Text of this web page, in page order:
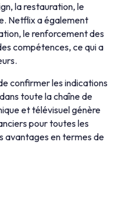
la restauration, le
Netflix a également
le renforcement des
compétences, ce qui a
confirmer les indications
toute la chaîne de
et télévisuel génère
pour toutes les
avantages en termes de